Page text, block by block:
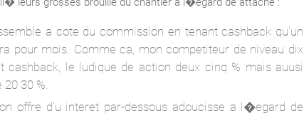
a cote du commission en tenant cashback qu’un
pour mois. Comme ca, mon competiteur de niveau dix
cashback, le ludique de action deux cinq % mais auusi
30 %.
offre d’u interet par-dessous adoucisse a l�egard de